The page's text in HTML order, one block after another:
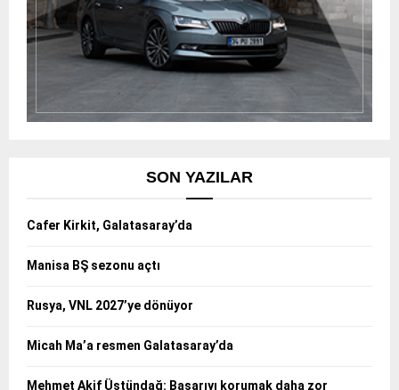
SON YAZILAR
Cafer Kirkit, Galatasaray’da
Manisa BŞ sezonu açtı
Rusya, VNL 2027’ye dönüyor
Micah Ma’a resmen Galatasaray’da
Mehmet Akif Üstündağ: Başarıyı korumak daha zor